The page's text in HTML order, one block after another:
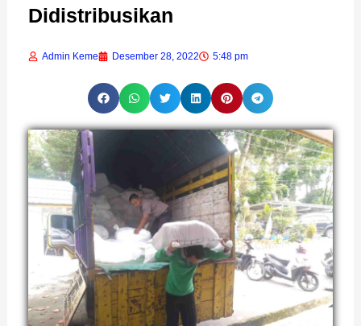
Didistribusikan
Admin Keme Desember 28, 2022 5:48 pm